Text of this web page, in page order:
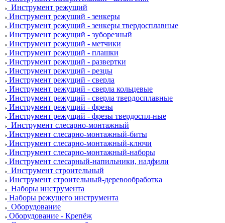
Инструмент режущий
Инструмент режущий - зенкеры
Инструмент режущий - зенкеры твердосплавные
Инструмент режущий - зуборезный
Инструмент режущий - метчики
Инструмент режущий - плашки
Инструмент режущий - развертки
Инструмент режущий - резцы
Инструмент режущий - сверла
Инструмент режущий - сверла кольцевые
Инструмент режущий - сверла твердосплавные
Инструмент режущий - фрезы
Инструмент режущий - фрезы твердоспл-ные
Инструмент слесарно-монтажный
Инструмент слесарно-монтажный-биты
Инструмент слесарно-монтажный-ключи
Инструмент слесарно-монтажный-наборы
Инструмент слесарный-напильники, надфили
Инструмент строительный
Инструмент строительный-деревообработка
Наборы инструмента
Наборы режущего инструмента
Оборудование
Оборудование - Крепёж